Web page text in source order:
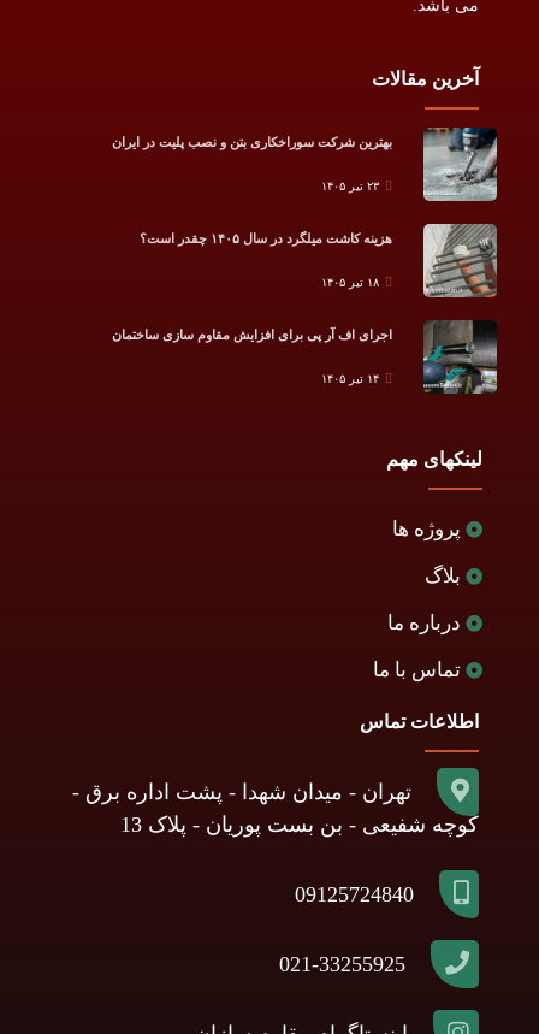
می باشد.
آخرین مقالات
بهترین شرکت سوراخکاری بتن و نصب پلیت در ایران
۲۳ تیر ۱۴۰۵
هزینه کاشت میلگرد در سال ۱۴۰۵ چقدر است؟
۱۸ تیر ۱۴۰۵
اجرای اف آر پی برای افزایش مقاوم سازی ساختمان
۱۴ تیر ۱۴۰۵
لینکهای مهم
پروژه ها
بلاگ
درباره ما
تماس با ما
اطلاعات تماس
تهران - میدان شهدا - پشت اداره برق -
کوچه شفیعی - بن بست پوریان - پلاک 13
09125724840
021-33255925